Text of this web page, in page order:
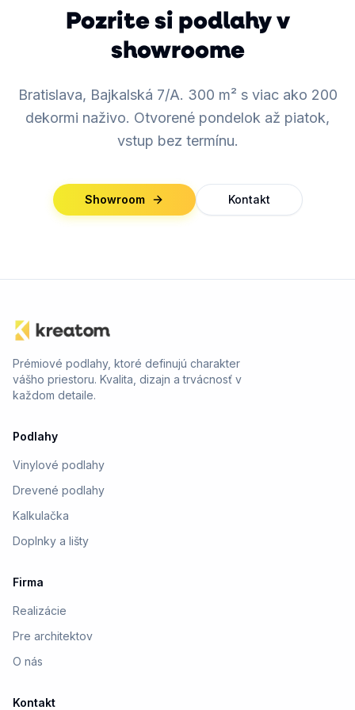
Pozrite si podlahy v
showroome
Bratislava, Bajkalská 7/A. 300 m² s viac ako 200
dekormi naživo. Otvorené pondelok až piatok,
vstup bez termínu.
Showroom Kontakt
Prémiové podlahy, ktoré definujú charakter
vášho priestoru. Kvalita, dizajn a trvácnosť v
každom detaile.
Podlahy
Vinylové podlahy
Drevené podlahy
Kalkulačka
Doplnky a lišty
Firma
Realizácie
Pre architektov
O nás
Kontakt